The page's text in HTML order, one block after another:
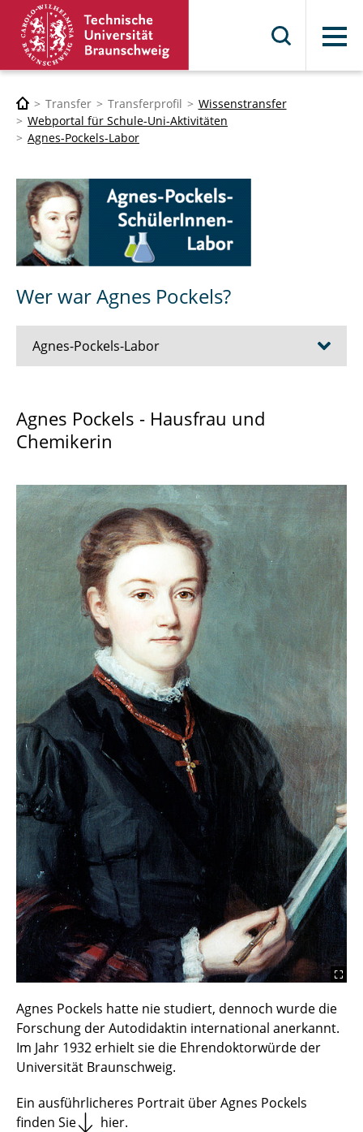
Menü
Transfer Transferprofil
Wissenstransfer
Webportal für Schule-Uni-Aktivitäten
Agnes-Pockels-Labor
Wer war Agnes Pockels?
Agnes-Pockels-Labor
Angebote: Allgemeines
Laborbesuche für Schulklassen
Themen & Experimente Kita bis Sek. II
Themen & Experimente (ab Klasse 10)
Beispiele für unsere Angebote
Schülerlabor Chemie
Experimente des Monats
Checkin Oberflächenspannung
Broschüren, Flyer, Downloads
Kontakt
Stellen
Partnerschulen
Links
Das Team
Agnes Pockels - Hausfrau und
Chemikerin
Agnes Pockels hatte nie studiert, dennoch wurde die
Forschung der Autodidaktin international anerkannt.
Im Jahr 1932 erhielt sie die Ehrendoktorwürde der
Universität Braunschweig.
Ein ausführlicheres Portrait über Agnes Pockels
finden Sie
hier.